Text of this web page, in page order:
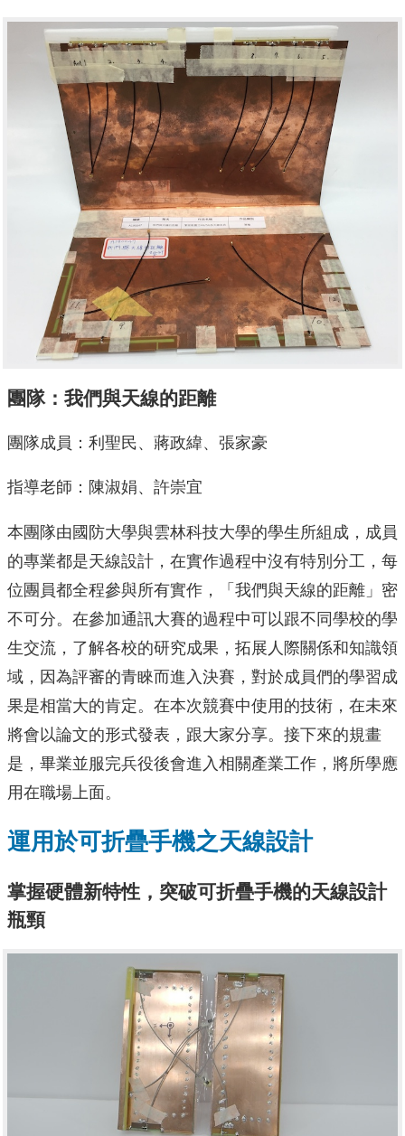
團隊：我們與天線的距離
團隊成員：利聖民、蔣政緯、張家豪
指導老師：陳淑娟、許崇宜
本團隊由國防大學與雲林科技大學的學生所組成，成員
的專業都是天線設計，在實作過程中沒有特別分工，每
位團員都全程參與所有實作，「我們與天線的距離」密
不可分。在參加通訊大賽的過程中可以跟不同學校的學
生交流，了解各校的研究成果，拓展人際關係和知識領
域，因為評審的青睞而進入決賽，對於成員們的學習成
果是相當大的肯定。在本次競賽中使用的技術，在未來
將會以論文的形式發表，跟大家分享。接下來的規畫
是，畢業並服完兵役後會進入相關產業工作，將所學應
用在職場上面。
運用於可折疊手機之天線設計
掌握硬體新特性，突破可折疊手機的天線設計
瓶頸